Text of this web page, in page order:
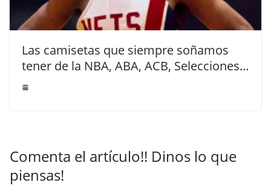
Las camisetas que siempre soñamos
tener de la NBA, ABA, ACB, Selecciones…
Comenta el artículo!! Dinos lo que
piensas!